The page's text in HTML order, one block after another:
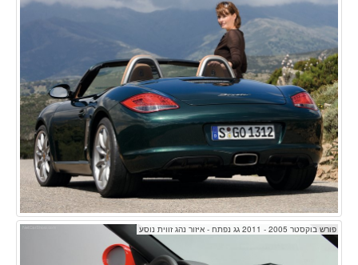
פורש בוקסטר 2005 - 2011 גג נפתח - איזור נהג זווית נוסע